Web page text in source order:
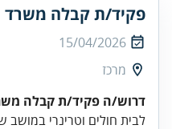
פקיד/ת קבלה משרד
15/04/2026
מרכז
דרוש/ה פקיד/ת קבלה